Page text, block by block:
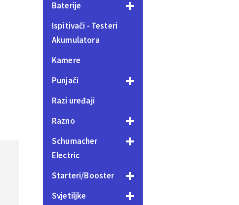
Baterije
Ispitivači - Testeri
Akumulatora
Kamere
Punjači
Razi uređaji
Razno
Schumacher
Electric
Starteri/Booster
Svjetiljke